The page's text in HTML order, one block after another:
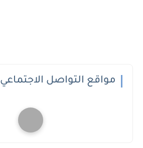
مواقع التواصل الاجتماعي